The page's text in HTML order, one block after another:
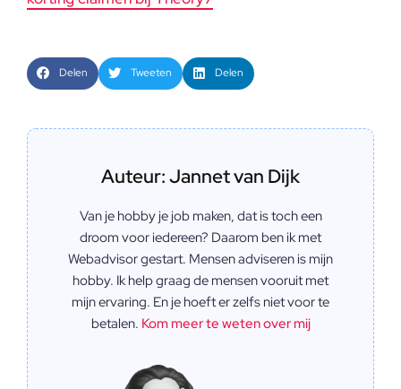
Delen Tweeten Delen
Auteur: Jannet van Dijk
Van je hobby je job maken, dat is toch een
droom voor iedereen? Daarom ben ik met
Webadvisor gestart. Mensen adviseren is mijn
hobby. Ik help graag de mensen vooruit met
mijn ervaring. En je hoeft er zelfs niet voor te
betalen. Kom meer te weten over mij